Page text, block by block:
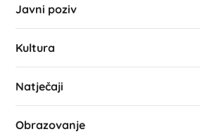
Javni poziv
Kultura
Natječaji
Obrazovanje